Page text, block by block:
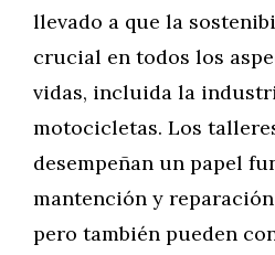
llevado a que la
crucial en todos los
vidas, incluida la
motocicletas. Los
desempeñan un papel
mantención y
pero también pueden